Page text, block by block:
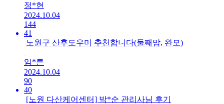
정*현
2024.10.04
144
41
노원구 산후도우미 추천합니다(둘째맘, 완모)
임*른
2024.10.04
90
40
[노원 다산케어센터] 박*순 관리사님 후기